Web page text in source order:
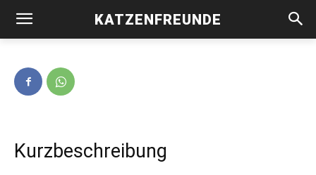
KATZENFREUNDE
Maximus -vermittelt-
Kurzbeschreibung